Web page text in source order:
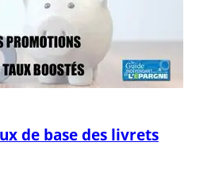
de base des livrets